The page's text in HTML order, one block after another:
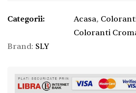
Categorii: Acasa,
Coloranti
Brand: SLY